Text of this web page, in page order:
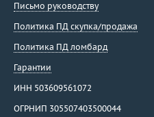
Письмо руководству
Политика ПД скупка/продажа
Политика ПД ломбард
Гарантии
ИНН 503609561072
ОГРНИП 305507403500044